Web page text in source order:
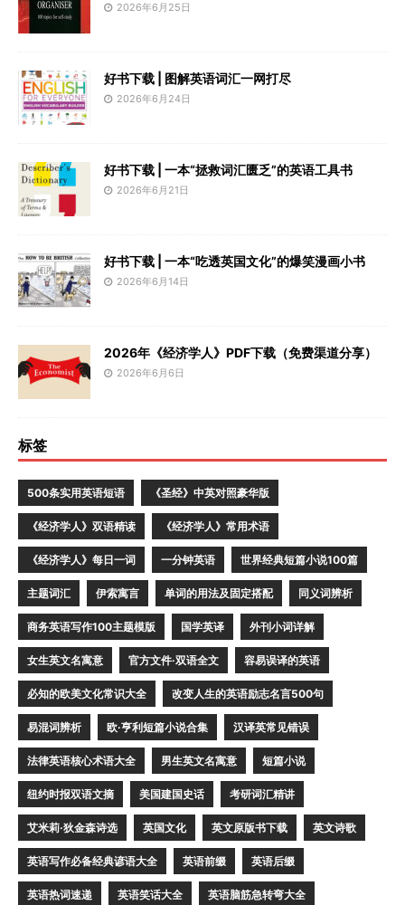
2026年6月25日
好书下载 | 图解英语词汇一网打尽
2026年6月24日
好书下载 | 一本“拯救词汇匮乏”的英语工具书
2026年6月21日
好书下载 | 一本“吃透英国文化”的爆笑漫画小书
2026年6月14日
2026年《经济学人》PDF下载（免费渠道分享）
2026年6月6日
标签
500条实用英语短语 《圣经》中英对照豪华版
《经济学人》双语精读 《经济学人》常用术语
《经济学人》每日一词 一分钟英语 世界经典短篇小说100篇
主题词汇 伊索寓言 单词的用法及固定搭配 同义词辨析
商务英语写作100主题模版 国学英译 外刊小词详解
女生英文名寓意 官方文件·双语全文 容易误译的英语
必知的欧美文化常识大全 改变人生的英语励志名言500句
易混词辨析 欧·亨利短篇小说合集 汉译英常见错误
法律英语核心术语大全 男生英文名寓意 短篇小说
纽约时报双语文摘 美国建国史话 考研词汇精讲
艾米莉·狄金森诗选 英国文化 英文原版书下载 英文诗歌
英语写作必备经典谚语大全 英语前缀 英语后缀
英语热词速递 英语笑话大全 英语脑筋急转弯大全